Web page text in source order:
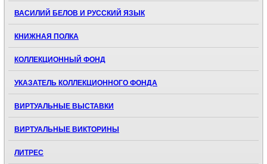
ВАСИЛИЙ БЕЛОВ И РУССКИЙ ЯЗЫК
КНИЖНАЯ ПОЛКА
КОЛЛЕКЦИОННЫЙ ФОНД
УКАЗАТЕЛЬ КОЛЛЕКЦИОННОГО ФОНДА
ВИРТУАЛЬНЫЕ ВЫСТАВКИ
ВИРТУАЛЬНЫЕ ВИКТОРИНЫ
ЛИТРЕС